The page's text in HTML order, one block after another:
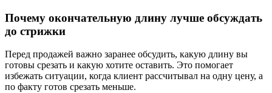
Почему окончательную длину лучше обсуждать
до стрижки
Перед продажей важно заранее обсудить, какую длину вы
готовы срезать и какую хотите оставить. Это помогает
избежать ситуации, когда клиент рассчитывал на одну цену, а
по факту готов срезать меньше.